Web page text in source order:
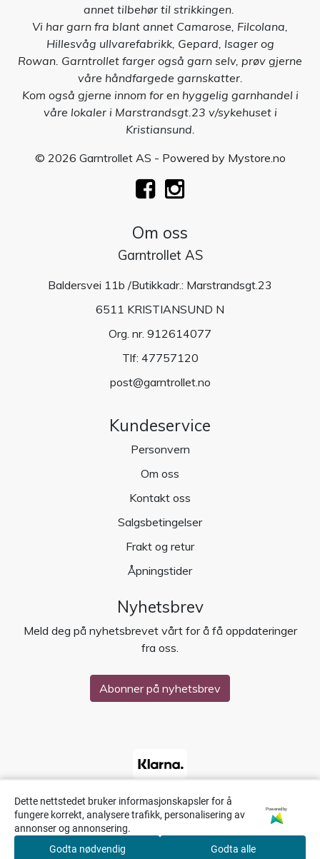
annet tilbehør til strikkingen.
Vi har garn fra blant annet Camarose, Filcolana,
Hillesvåg ullvarefabrikk, Gepard, Isager og
Rowan. Garntrollet farger også garn selv, prøv gjerne
våre håndfargede garnskatter.
Kom også gjerne innom for en hyggelig garnhandel i
våre lokaler i Marstrandsgt.23 v/sykehuset i
Kristiansund.
© 2026 Garntrollet AS - Powered by Mystore.no
Om oss
Garntrollet AS
Baldersvei 11b /Butikkadr.: Marstrandsgt.23
6511 KRISTIANSUND N
Org. nr. 912614077
Tlf: 47757120
post@garntrollet.no
Kundeservice
Personvern
Om oss
Kontakt oss
Salgsbetingelser
Frakt og retur
Åpningstider
Nyhetsbrev
Meld deg på nyhetsbrevet vårt for å få oppdateringer
fra oss.
Abonner på nyhetsbrev
Dette nettstedet bruker informasjonskapsler for å
fungere korrekt, analysere trafikk, personalisering av
annonser og annonsering.
Powered by
Godta nødvendig Godta alle